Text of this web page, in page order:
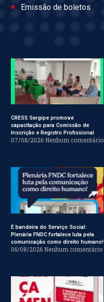
Emissão de boletos
CRESS Sergipe promove
capacitação para Comissão de
Inscrição e Registro Profissional
07/08/2026 Nenhum comentário
É bandeira do Serviço Social:
Plenária FNDC fortalece luta pela
comunicação como direito humano!
06/08/2026 Nenhum comentário